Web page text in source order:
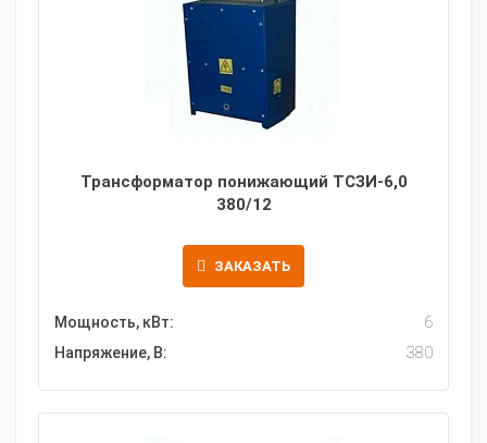
Трансформатор понижающий ТСЗИ-6,0
380/12
ЗАКАЗАТЬ
Мощность, кВт:
6
Напряжение, В:
380